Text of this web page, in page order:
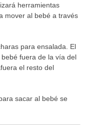
herramientas
mover al bebé a través
para ensalada. El
fuera de la vía del
el resto del
sacar al bebé se